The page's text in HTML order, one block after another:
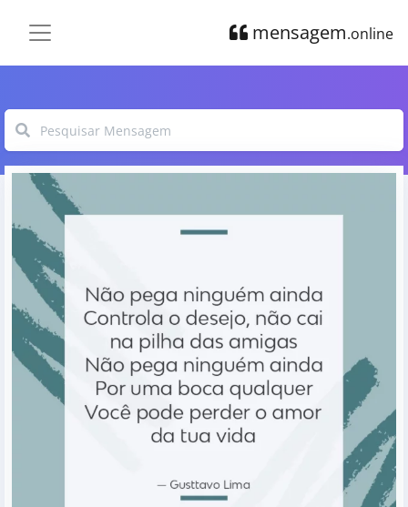
mensagem.online